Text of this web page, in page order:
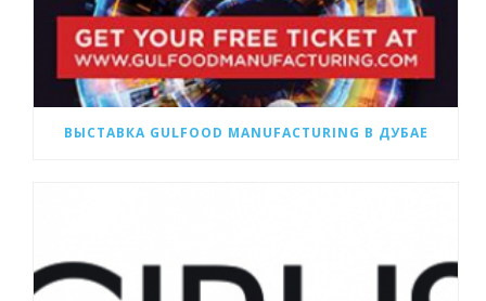
ВЫСТАВКА GULFOOD MANUFACTURING В ДУБАЕ